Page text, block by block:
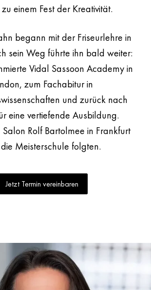
einem Fest der Kreativität.
begann mit der Friseurlehre in
sein Weg führte ihn bald weiter:
Vidal Sassoon Academy in
zum Fachabitur in
und zurück nach
eine vertiefende Ausbildung.
Salon Rolf Bartolmee in Frankfurt
Meisterschule folgten.
Jetzt Termin vereinbaren